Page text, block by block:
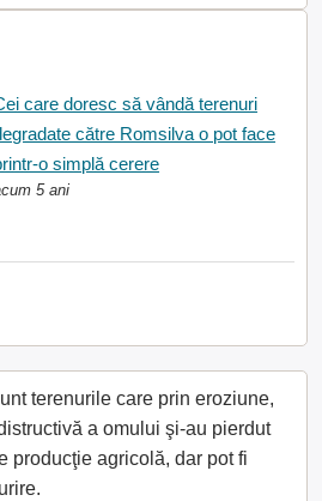
care doresc să vândă terenuri
către Romsilva o pot face
o simplă cerere
5 ani
terenurile care prin eroziune,
a omului şi-au pierdut
producţie agricolă, dar pot fi